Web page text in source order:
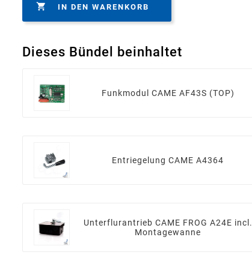
 IN DEN WARENKORB
Dieses Bündel beinhaltet
Funkmodul CAME AF43S (TOP)
Entriegelung CAME A4364
Unterflurantrieb CAME FROG A24E incl.
Montagewanne